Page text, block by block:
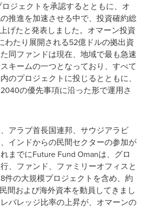
ロジェクトを承認するとともに、オ
推進を加速させる中で、投資確約総
げたと発表しました。オマーン投資
わたり展開される52億ドルの拠出資
同ファンドは現在、地域で最も急速
キームの一つとなっており、すべて
のプロジェクトに投じるとともに、
の優先事項に沿った形で運用さ
アラブ首長国連邦、サウジアラビ
インドからの民間セクターの参加が
までにFuture Fund Omanは、グロ
、ファンド、ファミリーオフィスと
件の大規模プロジェクトを含め、約
間および海外資本を動員してきまし
バレッジ比率の上昇が、オマーンの